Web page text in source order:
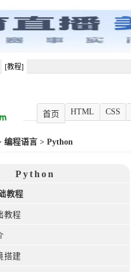
[教程]
首页 HTML CSS
编程语言 > Python
Python
教程
教程
搭建